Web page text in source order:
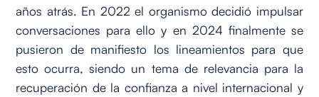
años atrás. En 2022 el organismo decidió impulsar
conversaciones para ello y en 2024 finalmente se
pusieron de manifiesto los lineamientos para que
esto ocurra, siendo un tema de relevancia para la
recuperación de la confianza a nivel internacional y